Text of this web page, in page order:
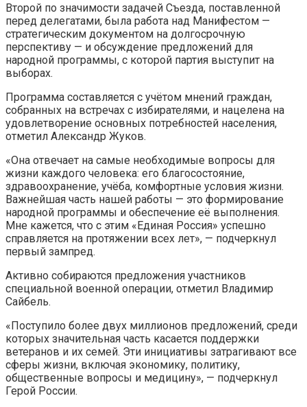
Второй по значимости задачей Съезда, поставленной
перед делегатами, была работа над Манифестом —
стратегическим документом на долгосрочную
перспективу — и обсуждение предложений для
народной программы, с которой партия выступит на
выборах.
Программа составляется с учётом мнений граждан,
собранных на встречах с избирателями, и нацелена на
удовлетворение основных потребностей населения,
отметил Александр Жуков.
«Она отвечает на самые необходимые вопросы для
жизни каждого человека: его благосостояние,
здравоохранение, учёба, комфортные условия жизни.
Важнейшая часть нашей работы — это формирование
народной программы и обеспечение её выполнения.
Мне кажется, что с этим «Единая Россия» успешно
справляется на протяжении всех лет», — подчеркнул
первый зампред.
Активно собираются предложения участников
специальной военной операции, отметил Владимир
Сайбель.
«Поступило более двух миллионов предложений, среди
которых значительная часть касается поддержки
ветеранов и их семей. Эти инициативы затрагивают все
сферы жизни, включая экономику, политику,
общественные вопросы и медицину», — подчеркнул
Герой России.